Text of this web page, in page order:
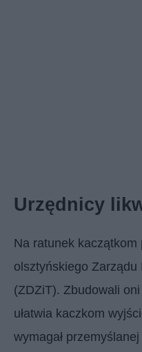
Urzędnicy
Na ratunek
olsztyńskiego
(ZDZiT). Zbudowali
ułatwia kaczkom
wymagał